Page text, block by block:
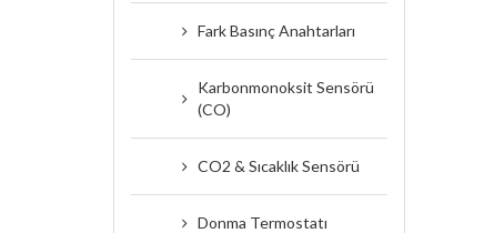
Fark Basınç Anahtarları
Karbonmonoksit Sensörü
(CO)
CO2 & Sıcaklık Sensörü
Donma Termostatı